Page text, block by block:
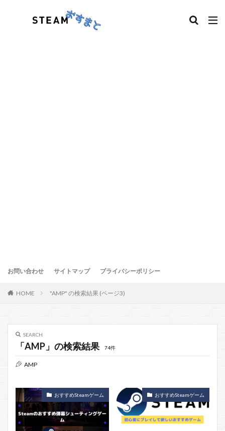
お問い合わせ サイトマップ プライバシーポリシー
HOME "AMP" の検索結果 (ページ3)
SEARCH
「AMP」の検索結果 74件
AMP
おすすめSteamゲーム おすすめSteamゲーム